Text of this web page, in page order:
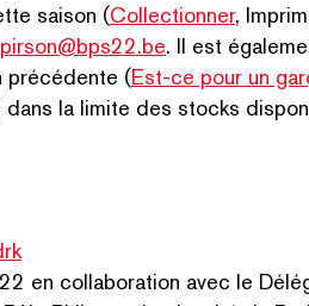
saison (Col­lec­tion­ner,
. Il est
précédente (Est-ce pour un
la limite des stocks
en col­lab­o­ra­tion avec le